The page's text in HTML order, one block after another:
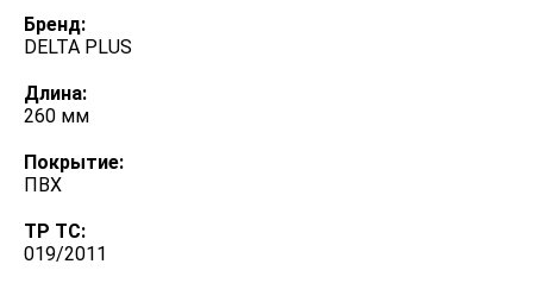
Бренд:
DELTA PLUS
Длина:
260 мм
Покрытие:
ПВХ
ТР ТС:
019/2011